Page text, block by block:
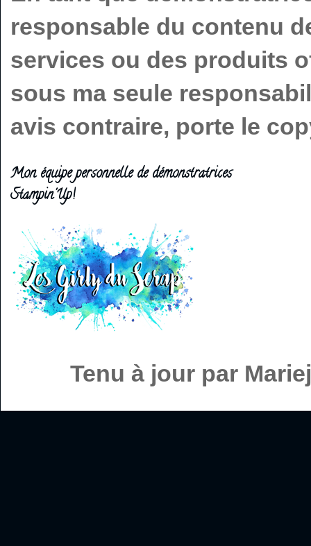
responsable du contenu
services ou des produits
sous ma seule
avis contraire, porte le
Mon équipe personnelle de démonstratrices
Stampin'Up!
Tenu à jour par